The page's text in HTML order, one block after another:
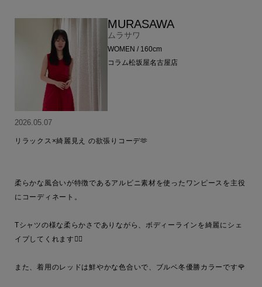
MURASAWA
ムラサワ
WOMEN / 160cm
コラム松坂屋名古屋店
2026.05.07
リラックス×綺麗見え の欲張りコーデ🫶
柔らかな風合いが特徴であるアルビニ素材を使ったワンピースを主役
にコーディネート。
Tシャツの様な柔らかさでありながら、ボディーラインを綺麗にシェ
イプしてくれます🙂‍↕️
また、着用のレッドは鮮やかな色合いで、ブルベ冬優勝カラーです🌹